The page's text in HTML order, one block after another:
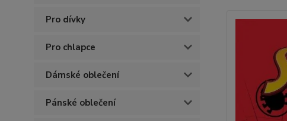
Pro dívky
Pro chlapce
Dámské oblečení
Pánské oblečení